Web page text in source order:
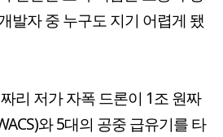
발자 중 누구도 지기 어렵게 됐
리 저가 자폭 드론이 1조 원짜
와 5대의 공중 급유기를 타